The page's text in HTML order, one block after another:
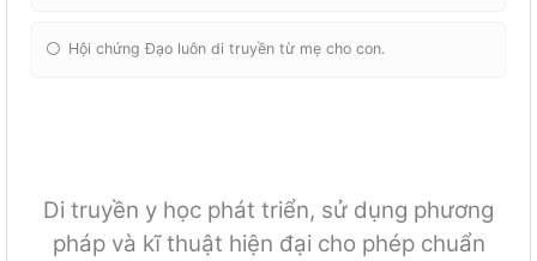
Hội chứng Đạo luôn di truyền từ mẹ cho con.
Di truyền y học phát triển, sử dụng phương
pháp và kĩ thuật hiện đại cho phép chuẩn